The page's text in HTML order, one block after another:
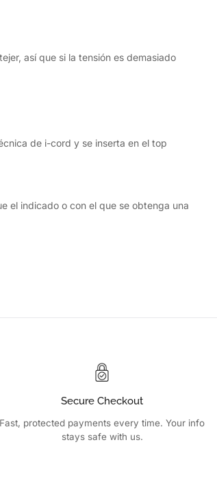
así que si la tensión es demasiado
de i-cord y se inserta en el top
el indicado o con el que se obtenga una
Secure Checkout
Fast, protected payments every time. Your info
stays safe with us.